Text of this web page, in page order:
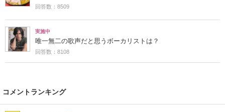
回答数：8509
実施中
唯一無二の歌声だと思うボーカリストは？
回答数：8108
コメントランキング